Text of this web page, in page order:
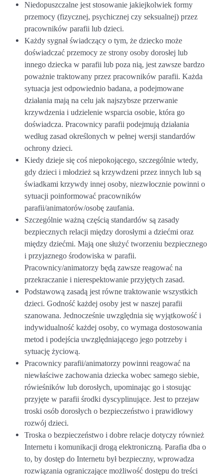
Niedopuszczalne jest stosowanie jakiejkolwiek formy
przemocy (fizycznej, psychicznej czy seksualnej) przez
pracowników parafii lub dzieci.
Każdy sygnał świadczący o tym, że dziecko może
doświadczać przemocy ze strony osoby dorosłej lub
innego dziecka w parafii lub poza nią, jest zawsze bardzo
poważnie traktowany przez pracowników parafii. Każda
sytuacja jest odpowiednio badana, a podejmowane
działania mają na celu jak najszybsze przerwanie
krzywdzenia i udzielenie wsparcia osobie, która go
doświadcza. Pracownicy parafii podejmują działania
według zasad określonych w pełnej wersji standardów
ochrony dzieci.
Kiedy dzieje się coś niepokojącego, szczególnie wtedy,
gdy dzieci i młodzież są krzywdzeni przez innych lub są
świadkami krzywdy innej osoby, niezwłocznie powinni o
sytuacji poinformować pracowników
parafii/animatorów/osobę zaufania.
Szczególnie ważną częścią standardów są zasady
bezpiecznych relacji między dorosłymi a dziećmi oraz
między dziećmi. Mają one służyć tworzeniu bezpiecznego
i przyjaznego środowiska w parafii.
Pracownicy/animatorzy będą zawsze reagować na
przekraczanie i nierespektowanie przyjętych zasad.
Podstawową zasadą jest równe traktowanie wszystkich
dzieci. Godność każdej osoby jest w naszej parafii
szanowana. Jednocześnie uwzględnia się wyjątkowość i
indywidualność każdej osoby, co wymaga dostosowania
metod i podejścia uwzględniającego jego potrzeby i
sytuację życiową.
Pracownicy parafii/animatorzy powinni reagować na
niewłaściwe zachowania dziecka wobec samego siebie,
rówieśników lub dorosłych, upominając go i stosując
przyjęte w parafii środki dyscyplinujące. Jest to przejaw
troski osób dorosłych o bezpieczeństwo i prawidłowy
rozwój dzieci.
Troska o bezpieczeństwo i dobre relacje dotyczy również
Internetu i komunikacji drogą elektroniczną. Parafia dba o
to, by dostęp do Internetu był bezpieczny, wprowadza
rozwiązania ograniczające możliwość dostępu do treści